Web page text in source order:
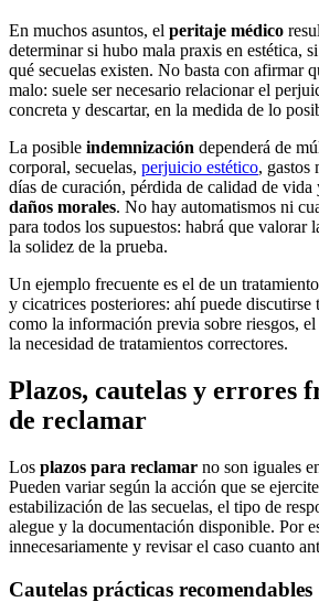
En muchos asuntos, el peritaje médico
determinar si hubo mala praxis en estética,
qué secuelas existen. No basta con afirmar
malo: suele ser necesario relacionar el
concreta y descartar, en la medida de lo
La posible indemnización dependerá de
corporal, secuelas, perjuicio estético, gastos
días de curación, pérdida de calidad de vida
daños morales. No hay automatismos ni
para todos los supuestos: habrá que valorar
la solidez de la prueba.
Un ejemplo frecuente es el de un
y cicatrices posteriores: ahí puede discutirse
como la información previa sobre riesgos,
la necesidad de tratamientos correctores.
Plazos, cautelas y errores
de reclamar
Los plazos para reclamar no son iguales
Pueden variar según la acción que se
estabilización de las secuelas, el tipo de
alegue y la documentación disponible. Por
innecesariamente y revisar el caso cuanto
Cautelas prácticas recomendables